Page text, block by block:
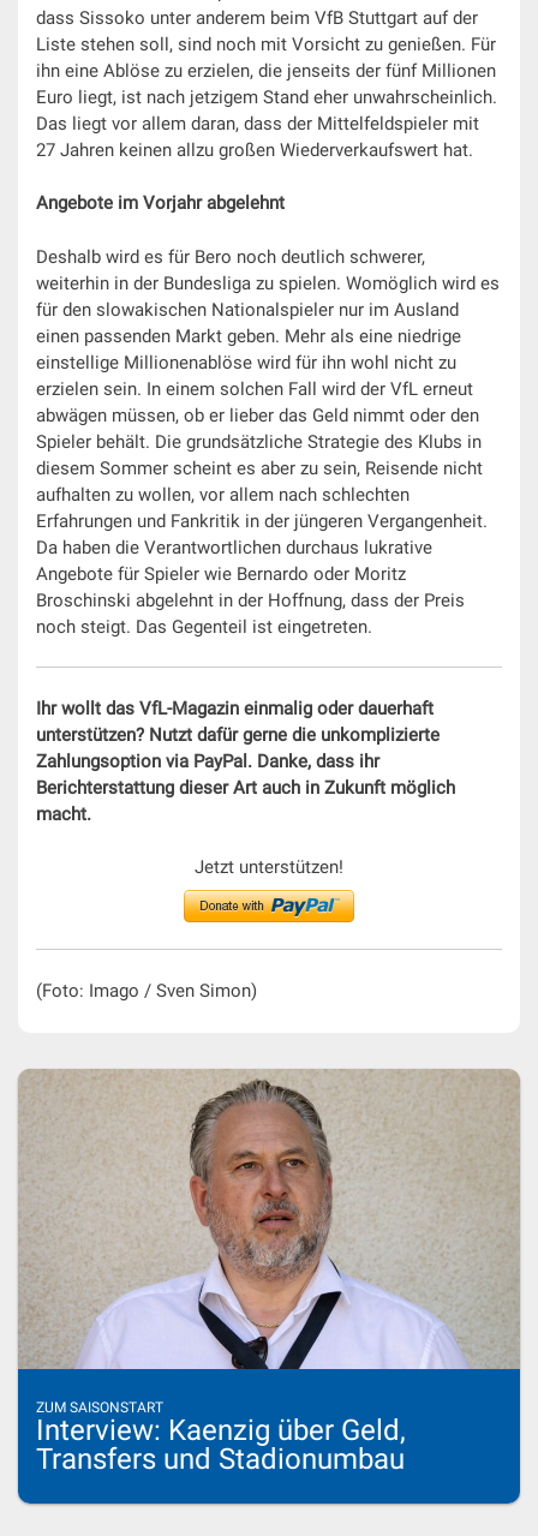
dass Sissoko unter anderem beim VfB Stuttgart auf der
Liste stehen soll, sind noch mit Vorsicht zu genießen. Für
ihn eine Ablöse zu erzielen, die jenseits der fünf Millionen
Euro liegt, ist nach jetzigem Stand eher unwahrscheinlich.
Das liegt vor allem daran, dass der Mittelfeldspieler mit
27 Jahren keinen allzu großen Wiederverkaufswert hat.
Angebote im Vorjahr abgelehnt
Deshalb wird es für Bero noch deutlich schwerer,
weiterhin in der Bundesliga zu spielen. Womöglich wird es
für den slowakischen Nationalspieler nur im Ausland
einen passenden Markt geben. Mehr als eine niedrige
einstellige Millionenablöse wird für ihn wohl nicht zu
erzielen sein. In einem solchen Fall wird der VfL erneut
abwägen müssen, ob er lieber das Geld nimmt oder den
Spieler behält. Die grundsätzliche Strategie des Klubs in
diesem Sommer scheint es aber zu sein, Reisende nicht
aufhalten zu wollen, vor allem nach schlechten
Erfahrungen und Fankritik in der jüngeren Vergangenheit.
Da haben die Verantwortlichen durchaus lukrative
Angebote für Spieler wie Bernardo oder Moritz
Broschinski abgelehnt in der Hoffnung, dass der Preis
noch steigt. Das Gegenteil ist eingetreten.
Ihr wollt das VfL-Magazin einmalig oder dauerhaft
unterstützen? Nutzt dafür gerne die unkomplizierte
Zahlungsoption via PayPal. Danke, dass ihr
Berichterstattung dieser Art auch in Zukunft möglich
macht.
Jetzt unterstützen!
(Foto: Imago / Sven Simon)
ZUM SAISONSTART
Interview: Kaenzig über Geld,
Transfers und Stadionumbau